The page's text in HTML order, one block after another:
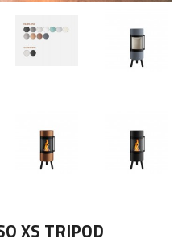
XS TRIPOD